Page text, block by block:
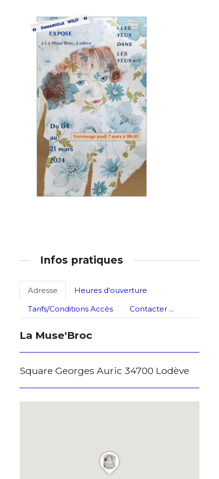
Adresse email*
* Champ obligatoire
Adresse email*
Prénom
Infos pratiques
Adresse
Heures d'ouverture
Tarifs/Conditions Accès
Contacter ...
La Muse'Broc
Square Georges Auric 34700 Lodève